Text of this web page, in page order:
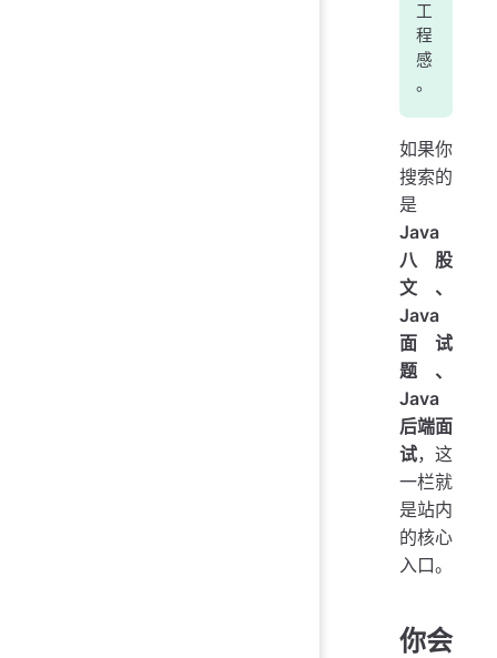
工
程
感
。
如果你
搜索的
是
Java
八股
文、
Java
面试
题、
Java
后端面
试，这
一栏就
是站内
的核心
入口。
你会